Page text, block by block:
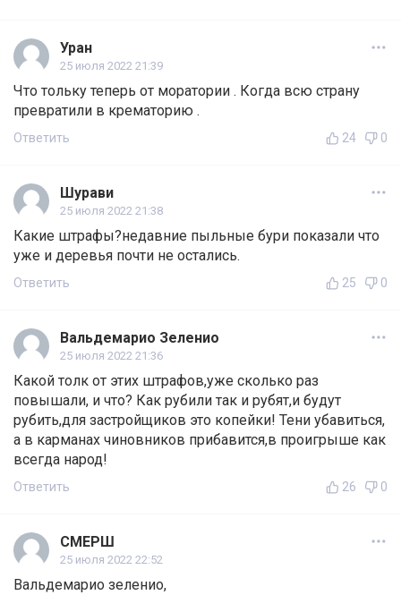
Уран
25 июля 2022 21:39
Что тольку теперь от моратории . Когда всю страну
превратили в крематорию .
Ответить 24 0
Шурави
25 июля 2022 21:38
Какие штрафы?недавние пыльные бури показали что
уже и деревья почти не остались.
Ответить 25 0
Вальдемарио Зеленио
25 июля 2022 21:36
Какой толк от этих штрафов,уже сколько раз
повышали, и что? Как рубили так и рубят,и будут
рубить,для застройщиков это копейки! Тени убавиться,
а в карманах чиновников прибавится,в проигрыше как
всегда народ!
Ответить 26 0
СМЕРШ
25 июля 2022 22:52
Вальдемарио зеленио,